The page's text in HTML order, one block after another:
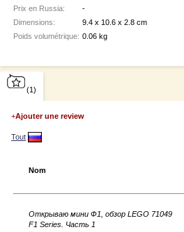
Prix en Russia:
-
Dimensions:
9.4 x 10.6 x 2.8 cm
Poids volumétrique: 0.06 kg
(1)
+Ajouter une review
Tout
Nom
Открываю мини Ф1, обзор LEGO 71049
F1 Series. Часть 1